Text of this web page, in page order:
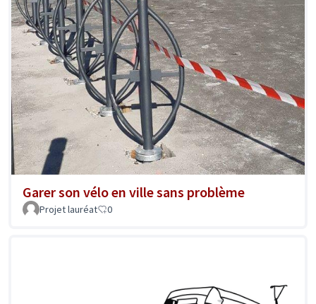
Garer son vélo en ville sans problème
Projet lauréat 0